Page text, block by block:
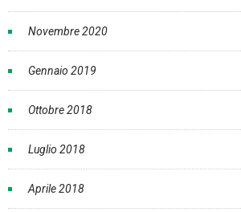
Novembre 2020
Gennaio 2019
Ottobre 2018
Luglio 2018
Aprile 2018